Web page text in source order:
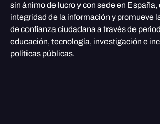
sin ánimo de lucro y con sede en España,
integridad de la información y promueve
de confianza ciudadana a través de
educación, tecnología, investigación e
políticas públicas.